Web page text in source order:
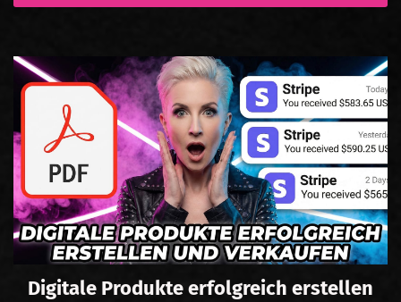
Digitale Produkte erfolgreich erstellen